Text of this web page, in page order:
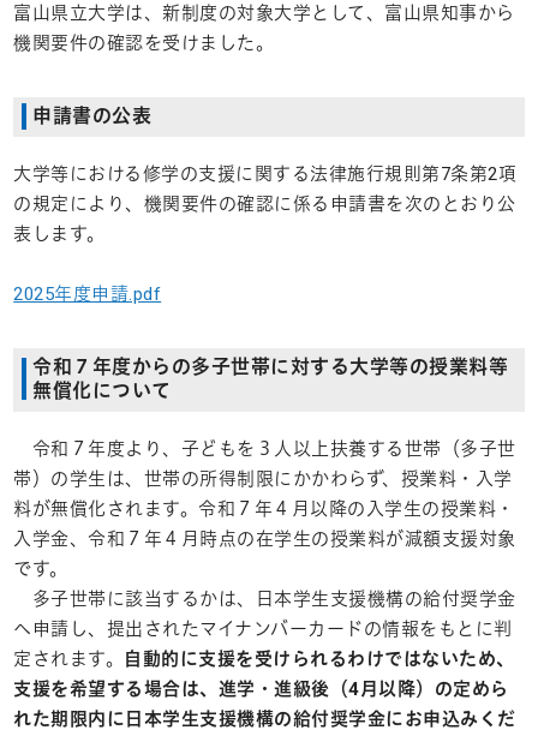
富山県立大学は、新制度の対象大学として、富山県知事から
機関要件の確認を受けました。
申請書の公表
大学等における修学の支援に関する法律施行規則第7条第2項
の規定により、機関要件の確認に係る申請書を次のとおり公
表します。
2025年度申請.pdf
令和７年度からの多子世帯に対する大学等の授業料等
無償化について
令和７年度より、子どもを３人以上扶養する世帯（多子世
帯）の学生は、世帯の所得制限にかかわらず、授業料・入学
料が無償化されます。令和７年４月以降の入学生の授業料・
入学金、令和７年４月時点の在学生の授業料が減額支援対象
です。
多子世帯に該当するかは、日本学生支援機構の給付奨学金
へ申請し、提出されたマイナンバーカードの情報をもとに判
定されます。 自動的に支援を受けられるわけではないため、
支援を希望する場合は、進学・進級後（4月以降）の定めら
れた期限内に日本学生支援機構の給付奨学金にお申込みくだ